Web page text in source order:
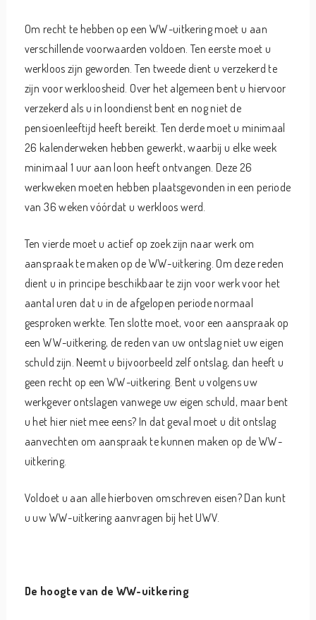
Om recht te hebben op een WW-uitkering moet u aan
verschillende voorwaarden voldoen. Ten eerste moet u
werkloos zijn geworden. Ten tweede dient u verzekerd te
zijn voor werkloosheid. Over het algemeen bent u hiervoor
verzekerd als u in loondienst bent en nog niet de
pensioenleeftijd heeft bereikt. Ten derde moet u minimaal
26 kalenderweken hebben gewerkt, waarbij u elke week
minimaal 1 uur aan loon heeft ontvangen. Deze 26
werkweken moeten hebben plaatsgevonden in een periode
van 36 weken vóórdat u werkloos werd.
Ten vierde moet u actief op zoek zijn naar werk om
aanspraak te maken op de WW-uitkering. Om deze reden
dient u in principe beschikbaar te zijn voor werk voor het
aantal uren dat u in de afgelopen periode normaal
gesproken werkte. Ten slotte moet, voor een aanspraak op
een WW-uitkering, de reden van uw ontslag niet uw eigen
schuld zijn. Neemt u bijvoorbeeld zelf ontslag, dan heeft u
geen recht op een WW-uitkering. Bent u volgens uw
werkgever ontslagen vanwege uw eigen schuld, maar bent
u het hier niet mee eens? In dat geval moet u dit ontslag
aanvechten om aanspraak te kunnen maken op de WW-
uitkering.
Voldoet u aan alle hierboven omschreven eisen? Dan kunt
u uw WW-uitkering aanvragen bij het UWV.
De hoogte van de WW-uitkering